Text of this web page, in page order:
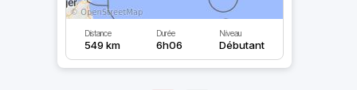
Distance
549 km
Durée
6h06
Niveau
Débutant